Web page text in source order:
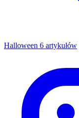
Halloween 6 artykułów